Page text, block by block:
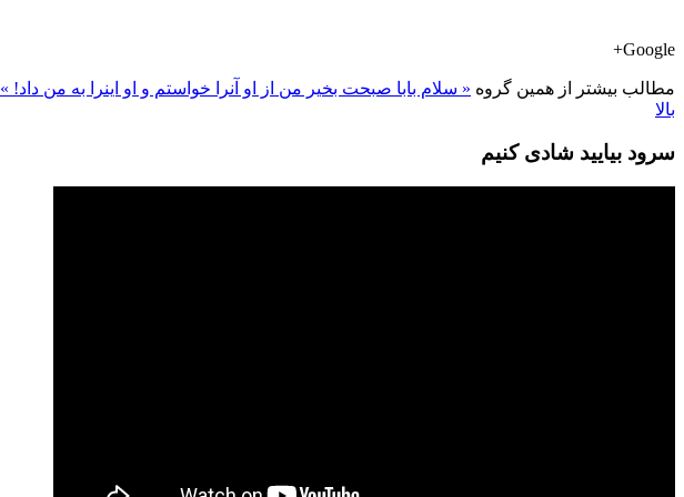
Google+
مطالب بیشتر از همین گروه « سلام بابا صبحت بخیر من از او آنرا خواستم و او اینرا به من داد! »
بالا
سرود بیایید شادی کنیم